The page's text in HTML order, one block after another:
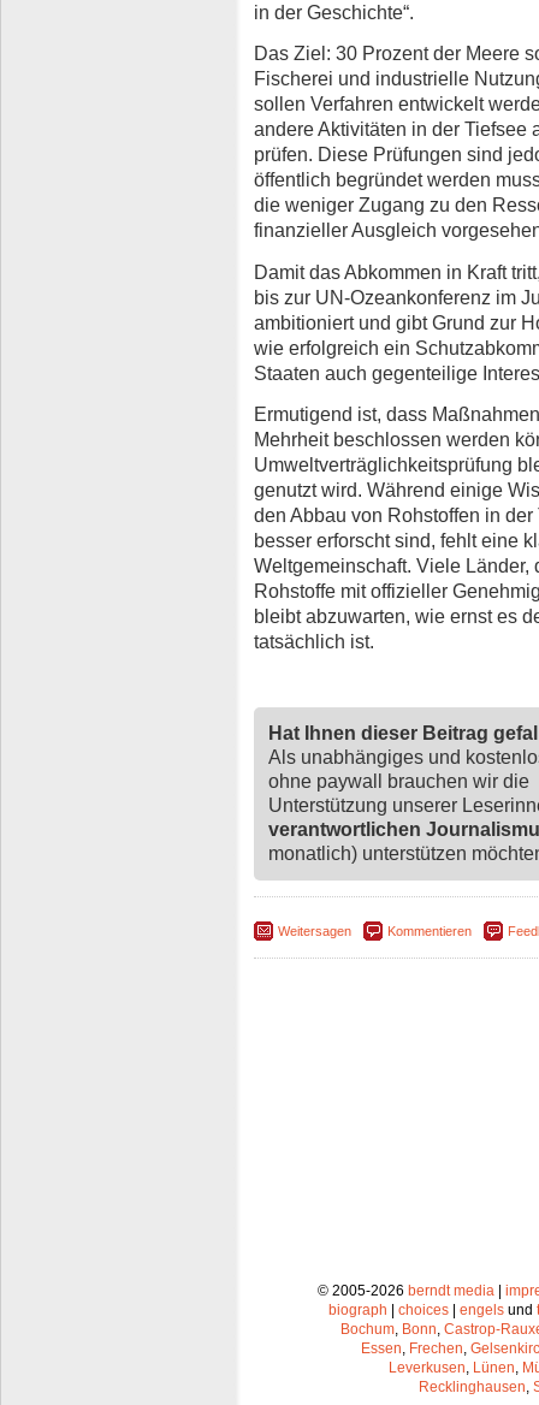
in der Geschichte“.
Das Ziel: 30 Prozent der Meere
Fischerei und industrielle
sollen Verfahren entwickelt
andere Aktivitäten in der Tiefsee
prüfen. Diese Prüfungen sind
öffentlich begründet werden
die weniger Zugang zu den
finanzieller Ausgleich
Damit das Abkommen in Kraft
bis zur UN-Ozeankonferenz im
ambitioniert und gibt Grund zur
wie erfolgreich ein
Staaten auch gegenteilige
Ermutigend ist, dass
Mehrheit beschlossen werden
Umweltverträglichkeitsprüfung
genutzt wird. Während einige
den Abbau von Rohstoffen in
besser erforscht sind, fehlt eine
Weltgemeinschaft. Viele Länder,
Rohstoffe mit offizieller
bleibt abzuwarten, wie ernst es
tatsächlich ist.
Hat Ihnen dieser Beitrag
Als unabhängiges und
ohne paywall brauchen wir die
Unterstützung unserer
verantwortlichen
monatlich) unterstützen
Weitersagen Kommentieren
© 2005-2026 berndt media|
biograph
choices engels und
Bochum, Bonn, Castrop-
Essen, Frechen,
Leverkusen, Lünen,
Recklinghausen,